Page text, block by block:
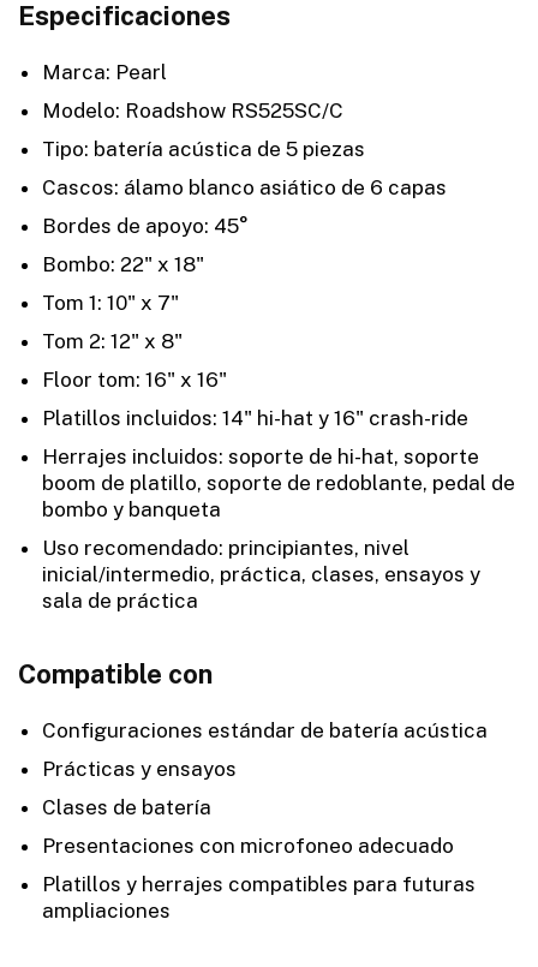
Especificaciones
Marca: Pearl
Modelo: Roadshow RS525SC/C
Tipo: batería acústica de 5 piezas
Cascos: álamo blanco asiático de 6 capas
Bordes de apoyo: 45°
Bombo: 22" x 18"
Tom 1: 10" x 7"
Tom 2: 12" x 8"
Floor tom: 16" x 16"
Platillos incluidos: 14" hi-hat y 16" crash-ride
Herrajes incluidos: soporte de hi-hat, soporte
boom de platillo, soporte de redoblante, pedal de
bombo y banqueta
Uso recomendado: principiantes, nivel
inicial/intermedio, práctica, clases, ensayos y
sala de práctica
Compatible con
Configuraciones estándar de batería acústica
Prácticas y ensayos
Clases de batería
Presentaciones con microfoneo adecuado
Platillos y herrajes compatibles para futuras
ampliaciones